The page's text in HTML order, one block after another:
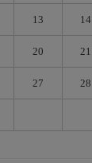
13 14
20 21
27 28